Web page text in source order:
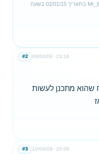
בתאריך 02/01/15 בשעה
09/04/09 23:16
#2
שהוא מתכנן לעשות
10/04/09 20:06
#3